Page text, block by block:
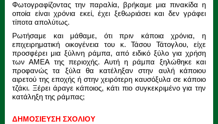
Φωτογραφίζοντας την παραλία, βρήκαμε μια πινακίδα η
οποία είναι χρόνια εκεί, έχει ξεθωριάσει και δεν γράφει
τίποτα απολύτως.
Ρωτήσαμε και μάθαμε, ότι πριν κάποια χρόνια, η
επιχειρηματική οικογένεια του κ. Τάσου Τάτογλου, είχε
προσφέρει μια ξύλινη ράμπα, από ειδικό ξύλο για χρήση
των ΑΜΕΑ της περιοχής. Αυτή η ράμπα ξηλώθηκε και
προφανώς τα ξύλα θα κατέληξαν στην αυλή κάποιου
αιρετού της εποχής ή στην χειρότερη καυσόξυλα σε κάποιο
τζάκι. Ξέρει άραγε κάποιος, κάτι πιο συγκεκριμένο για την
κατάληξη της ράμπας;
ΔΗΜΟΣΙΕΥΣΗ ΣΧΟΛΙΟΥ